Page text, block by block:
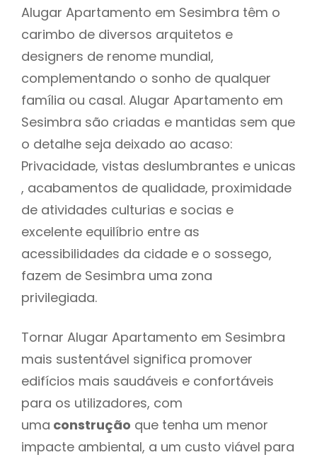
Alugar Apartamento em Sesimbra têm o
carimbo de diversos arquitetos e
designers de renome mundial,
complementando o sonho de qualquer
família ou casal. Alugar Apartamento em
Sesimbra são criadas e mantidas sem que
o detalhe seja deixado ao acaso:
Privacidade, vistas deslumbrantes e unicas
, acabamentos de qualidade, proximidade
de atividades culturias e socias e
excelente equilíbrio entre as
acessibilidades da cidade e o sossego,
fazem de Sesimbra uma zona
privilegiada.
Tornar Alugar Apartamento em Sesimbra
mais sustentável significa promover
edifícios mais saudáveis e confortáveis
para os utilizadores, com
uma construção que tenha um menor
impacte ambiental, a um custo viável para